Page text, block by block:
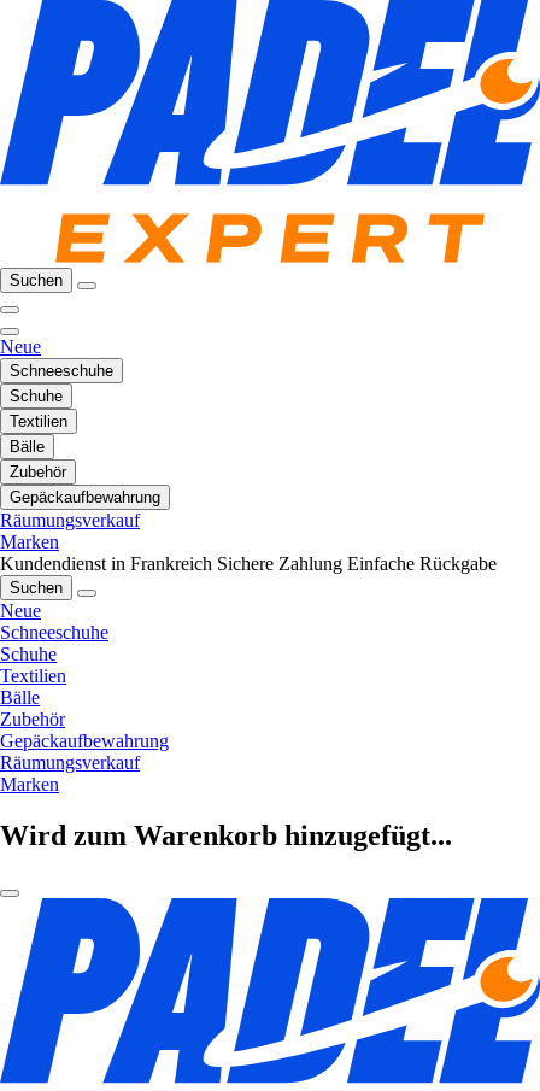
Suchen
Neue
Schneeschuhe
Schuhe
Textilien
Bälle
Zubehör
Gepäckaufbewahrung
Räumungsverkauf
Marken
Kundendienst in Frankreich Sichere Zahlung Einfache Rückgabe
Suchen
Neue
Schneeschuhe
Schuhe
Textilien
Bälle
Zubehör
Gepäckaufbewahrung
Räumungsverkauf
Marken
Wird zum Warenkorb hinzugefügt...